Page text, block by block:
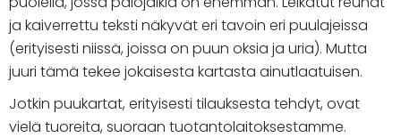
ja kaiverrettu teksti näkyvät eri tavoin eri puulajeissa
(erityisesti niissä, joissa on puun oksia ja uria). Mutta
juuri tämä tekee jokaisesta kartasta ainutlaatuisen.
Jotkin puukartat, erityisesti tilauksesta tehdyt, ovat
vielä tuoreita, suoraan tuotantolaitoksestamme.